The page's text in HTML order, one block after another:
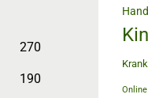
270
190
Online